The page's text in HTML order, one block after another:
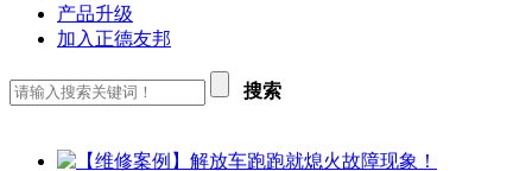
产品升级
加入正德友邦
搜索